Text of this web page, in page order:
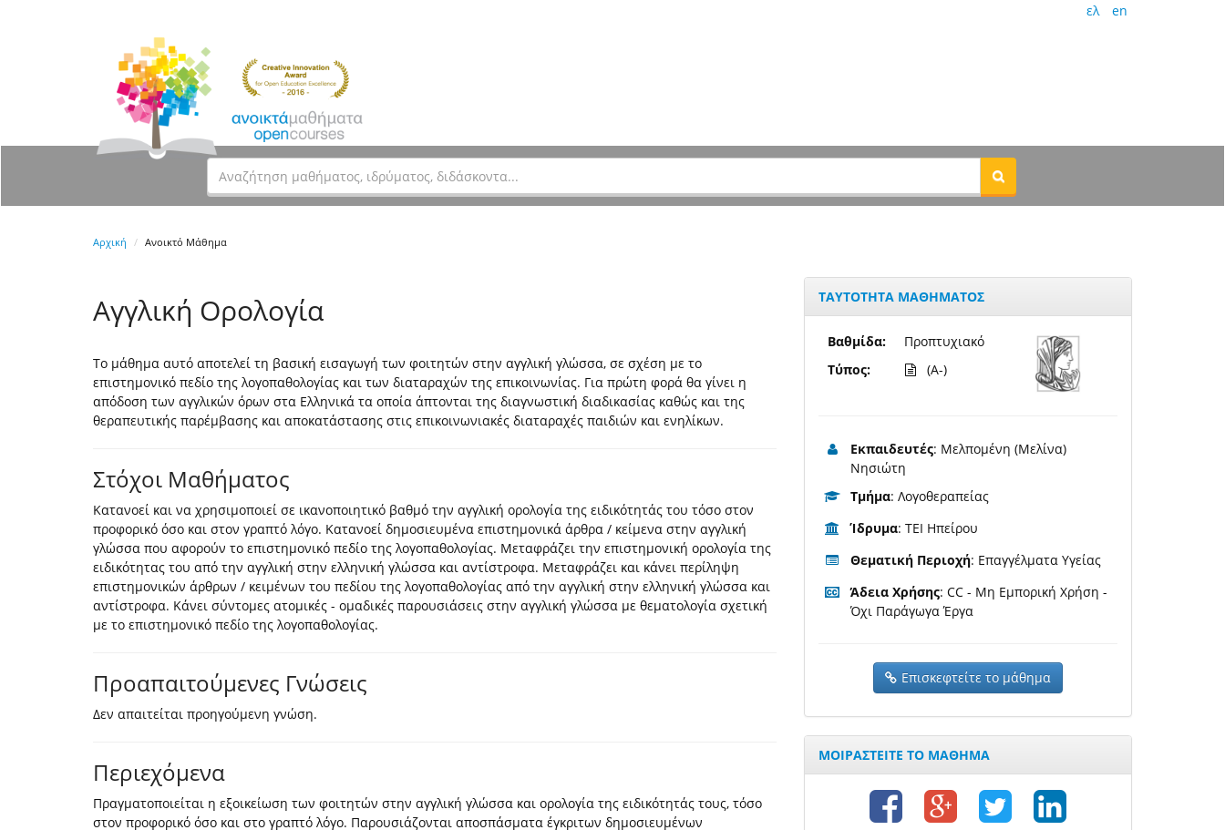
ελ en
Αρχική Ανοικτό Μάθημα
Αγγλική Ορολογία
Το μάθημα αυτό αποτελεί τη βασική εισαγωγή των φοιτητών στην αγγλική γλώσσα, σε σχέση με το
επιστημονικό πεδίο της λογοπαθολογίας και των διαταραχών της επικοινωνίας. Για πρώτη φορά θα γίνει η
απόδοση των αγγλικών όρων στα Ελληνικά τα οποία άπτονται της διαγνωστική διαδικασίας καθώς και της
θεραπευτικής παρέμβασης και αποκατάστασης στις επικοινωνιακές διαταραχές παιδιών και ενηλίκων.
Στόχοι Μαθήματος
Κατανοεί και να χρησιμοποιεί σε ικανοποιητικό βαθμό την αγγλική ορολογία της ειδικότητάς του τόσο στον
προφορικό όσο και στον γραπτό λόγο. Κατανοεί δημοσιευμένα επιστημονικά άρθρα / κείμενα στην αγγλική
γλώσσα που αφορούν το επιστημονικό πεδίο της λογοπαθολογίας. Μεταφράζει την επιστημονική ορολογία της
ειδικότητας του από την αγγλική στην ελληνική γλώσσα και αντίστροφα. Μεταφράζει και κάνει περίληψη
επιστημονικών άρθρων / κειμένων του πεδίου της λογοπαθολογίας από την αγγλική στην ελληνική γλώσσα και
αντίστροφα. Κάνει σύντομες ατομικές - ομαδικές παρουσιάσεις στην αγγλική γλώσσα με θεματολογία σχετική
με το επιστημονικό πεδίο της λογοπαθολογίας.
Προαπαιτούμενες Γνώσεις
Δεν απαιτείται προηγούμενη γνώση.
Περιεχόμενα
Πραγματοποιείται η εξοικείωση των φοιτητών στην αγγλική γλώσσα και ορολογία της ειδικότητάς τους, τόσο
στον προφορικό όσο και στο γραπτό λόγο. Παρουσιάζονται αποσπάσματα έγκριτων δημοσιευμένων
ΤΑΥΤΟΤΗΤΑ ΜΑΘΗΜΑΤΟΣ
Βαθμίδα:
Τύπος:
Προπτυχιακό
(A-)
Εκπαιδευτές: Μελπομένη (Μελίνα)
Νησιώτη
Τμήμα: Λογοθεραπείας
Ίδρυμα: ΤΕΙ Ηπείρου
Θεματική Περιοχή: Επαγγέλματα Υγείας
Άδεια Χρήσης: CC - Μη Εμπορική Χρήση -
Όχι Παράγωγα Έργα
Επισκεφτείτε το μάθημα
ΜΟΙΡΑΣΤΕΙΤΕ ΤΟ ΜΑΘΗΜΑ